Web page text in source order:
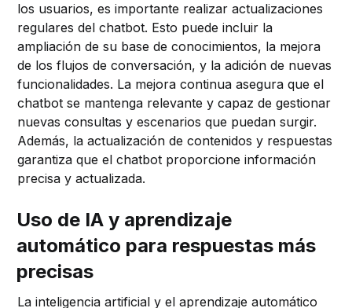
los usuarios, es importante realizar actualizaciones
regulares del chatbot. Esto puede incluir la
ampliación de su base de conocimientos, la mejora
de los flujos de conversación, y la adición de nuevas
funcionalidades. La mejora continua asegura que el
chatbot se mantenga relevante y capaz de gestionar
nuevas consultas y escenarios que puedan surgir.
Además, la actualización de contenidos y respuestas
garantiza que el chatbot proporcione información
precisa y actualizada.
Uso de IA y aprendizaje
automático para respuestas más
precisas
La inteligencia artificial y el aprendizaje automático